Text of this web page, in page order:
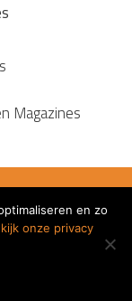
Magazines
en zo
onze privacy